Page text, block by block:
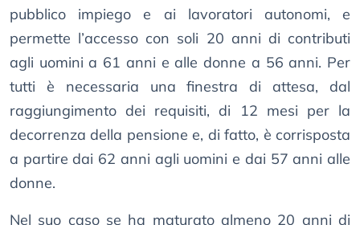
pubblico impiego e ai lavoratori autonomi, e
permette l’accesso con soli 20 anni di contributi
agli uomini a 61 anni e alle donne a 56 anni. Per
tutti è necessaria una finestra di attesa, dal
raggiungimento dei requisiti, di 12 mesi per la
decorrenza della pensione e, di fatto, è corrisposta
a partire dai 62 anni agli uomini e dai 57 anni alle
donne.
Nel suo caso se ha maturato almeno 20 anni di